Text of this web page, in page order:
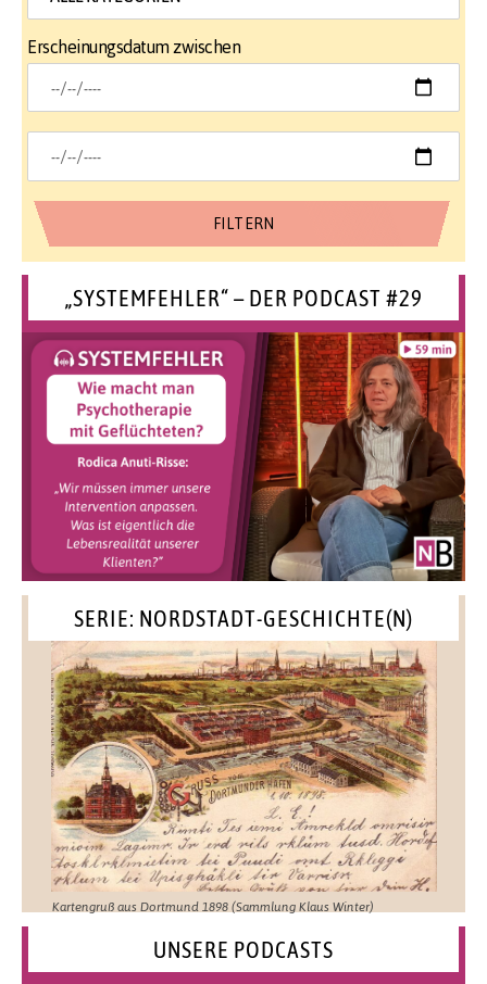
Erscheinungsdatum zwischen
„SYSTEMFEHLER“ – DER PODCAST #29
SERIE: NORDSTADT-GESCHICHTE(N)
Kartengruß aus Dortmund 1898 (Sammlung Klaus Winter)
UNSERE PODCASTS